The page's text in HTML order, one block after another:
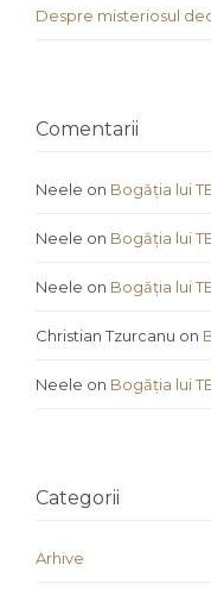
Despre misteriosul
Comentarii
Neele on Bogăția lui
Neele on Bogăția lui
Neele on Bogăția lui
Christian Tzurcanu on
Neele on Bogăția lui
Categorii
Arhive